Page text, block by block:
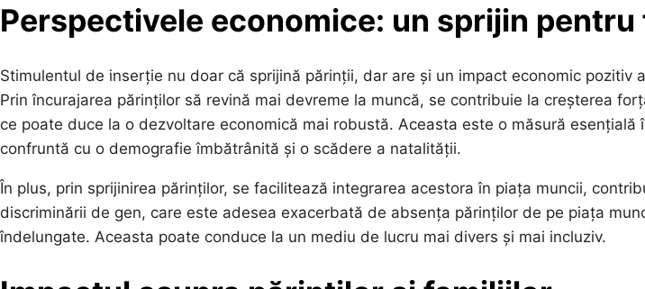
Perspectivele economice: un sprijin pentru
Stimulentul de inserție nu doar că sprijină părinții, dar are și un impact economic pozitiv
Prin încurajarea părinților să revină mai devreme la muncă, se contribuie la creșterea
ce poate duce la o dezvoltare economică mai robustă. Aceasta este o măsură esențială
confruntă cu o demografie îmbătrânită și o scădere a natalității.
În plus, prin sprijinirea părinților, se facilitează integrarea acestora în piața muncii,
discriminării de gen, care este adesea exacerbată de absența părinților de pe piața
îndelungate. Aceasta poate conduce la un mediu de lucru mai divers și mai incluziv.